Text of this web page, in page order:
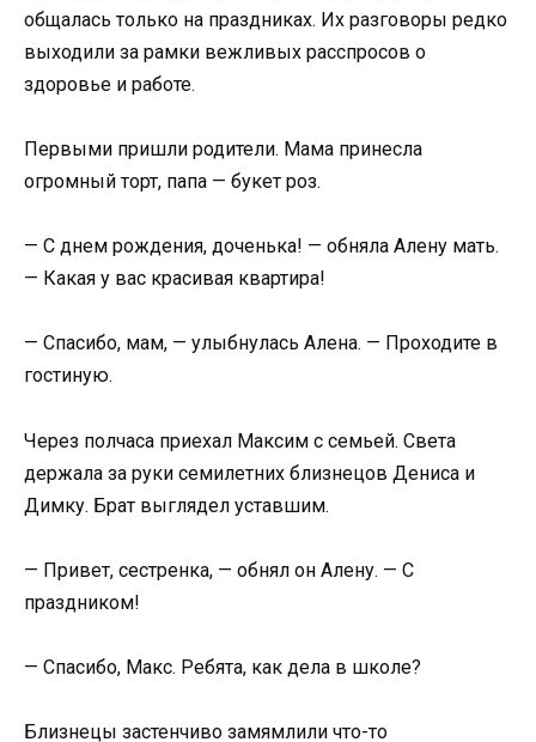
общалась только на праздниках. Их разговоры редко
выходили за рамки вежливых расспросов о
здоровье и работе.
Первыми пришли родители. Мама принесла
огромный торт, папа — букет роз.
— С днем рождения, доченька! — обняла Алену мать.
— Какая у вас красивая квартира!
— Спасибо, мам, — улыбнулась Алена. — Проходите в
гостиную.
Через полчаса приехал Максим с семьей. Света
держала за руки семилетних близнецов Дениса и
Димку. Брат выглядел уставшим.
— Привет, сестренка, — обнял он Алену. — С
праздником!
— Спасибо, Макс. Ребята, как дела в школе?
Близнецы застенчиво замямлили что-то